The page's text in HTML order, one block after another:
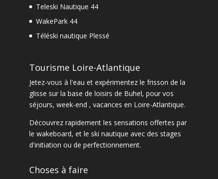
Teleski Nautique 44
WakePark 44
Téléski nautique Plessé
Tourisme Loire-Atlantique
Jetez-vous à l'eau et expérimentez le frisson de la
glisse sur la base de loisirs de Buhel, pour vos
séjours, week-end , vacances en Loire-Atlantique.
Découvrez rapidement les sensations offertes par
le wakeboard, et le ski nautique avec des stages
d'initiation ou de perfectionnement.
Choses à faire